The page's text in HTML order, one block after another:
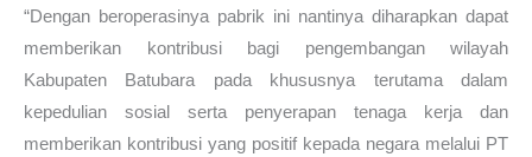
“Dengan beroperasinya pabrik ini nantinya diharapkan dapat
memberikan kontribusi bagi pengembangan wilayah
Kabupaten Batubara pada khususnya terutama dalam
kepedulian sosial serta penyerapan tenaga kerja dan
memberikan kontribusi yang positif kepada negara melalui PT